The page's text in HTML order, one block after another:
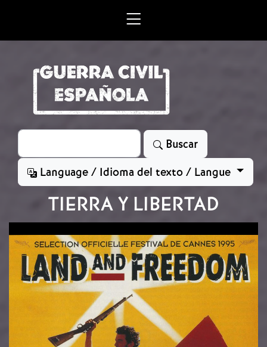
Search
Buscar
Language / Idioma del texto / Langue
TIERRA Y LIBERTAD